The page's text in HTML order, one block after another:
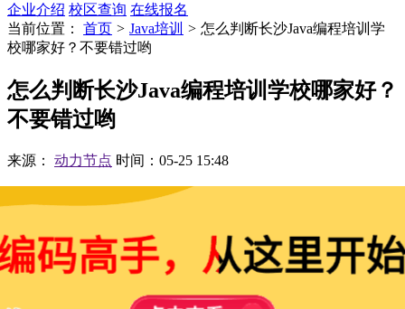
企业介绍 校区查询 在线报名
当前位置：
首页 > Java培训 > 怎么判断长沙Java编程培训学
校哪家好？不要错过哟
怎么判断长沙Java编程培训学校哪家好？
不要错过哟
来源： 动力节点 时间：05-25 15:48